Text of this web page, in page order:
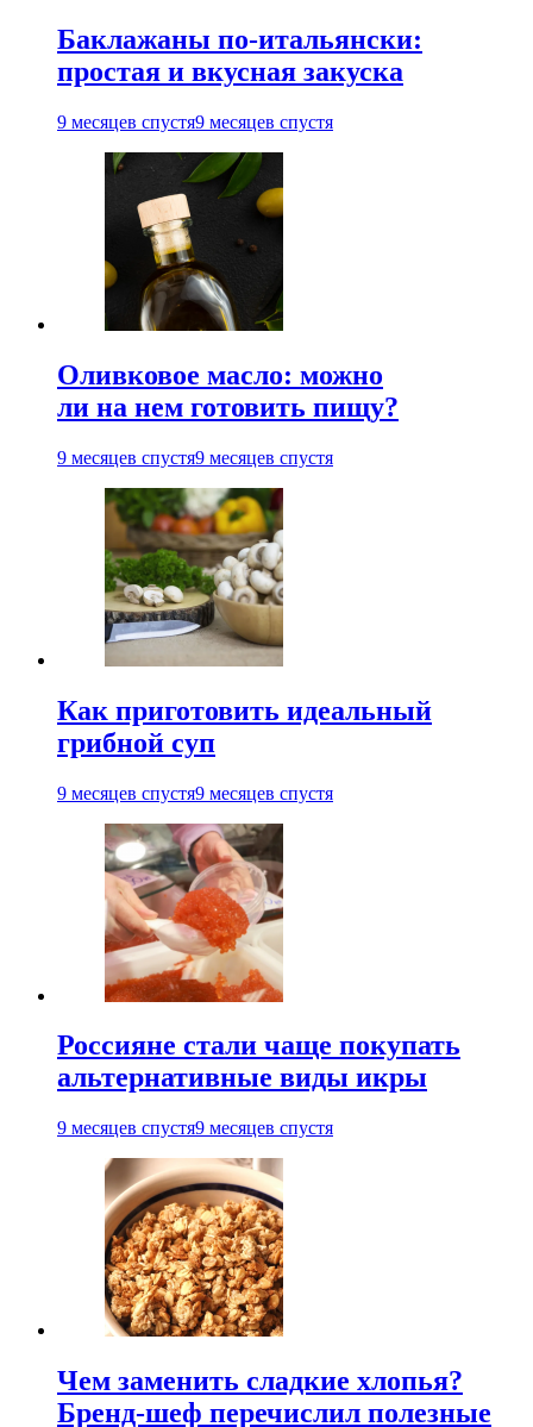
Баклажаны по-итальянски:
простая и вкусная закуска
9 месяцев спустя9 месяцев спустя
Оливковое масло: можно
ли на нем готовить пищу?
9 месяцев спустя9 месяцев спустя
Как приготовить идеальный
грибной суп
9 месяцев спустя9 месяцев спустя
Россияне стали чаще покупать
альтернативные виды икры
9 месяцев спустя9 месяцев спустя
Чем заменить сладкие хлопья?
Бренд-шеф перечислил полезные